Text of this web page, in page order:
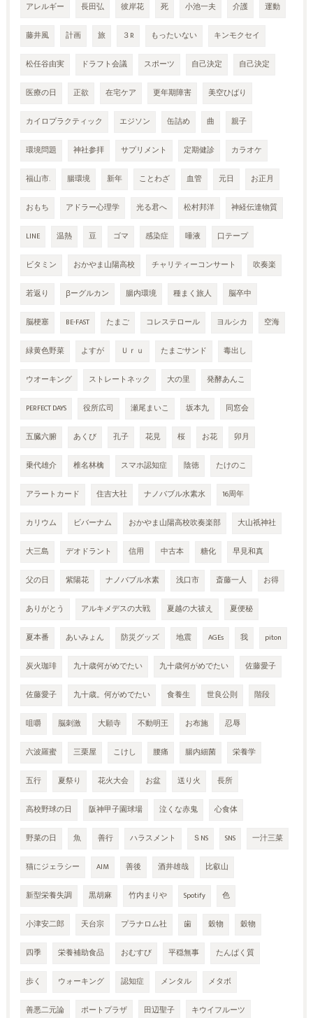
アレルギー 長田弘 彼岸花 死 小池一夫 介護 運動
藤井風 計画 旅 ３R もったいない キンモクセイ
松任谷由実 ドラフト会議 スポーツ 自己決定 自己決定
医療の日 正欲 在宅ケア 更年期障害 美空ひばり
カイロプラクティック エジソン 缶詰め 曲 親子
環境問題 神社参拝 サプリメント 定期健診 カラオケ
福山市. 腸環境 新年 ことわざ 血管 元日 お正月
おもち アドラー心理学 光る君へ 松村邦洋 神経伝達物質
LINE 温熱 豆 ゴマ 感染症 唾液 口テープ
ビタミン おかやま山陽高校 チャリティーコンサート 吹奏楽
若返り βーグルカン 腸内環境 種まく旅人 脳卒中
脳梗塞 BE-FAST たまご コレステロール ヨルシカ 空海
緑黄色野菜 よすが Ｕｒｕ たまごサンド 毒出し
ウオーキング ストレートネック 大の里 発酵あんこ
PERFECT DAYS 役所広司 瀬尾まいこ 坂本九 同窓会
五臓六腑 あくび 孔子 花見 桜 お花 卯月
乗代雄介 椎名林檎 スマホ認知症 陰徳 たけのこ
アラートカード 住吉大社 ナノバブル水素水 16周年
カリウム ビバーナム おかやま山陽高校吹奏楽部 大山祇神社
大三島 デオドラント 信用 中古本 糖化 早見和真
父の日 紫陽花 ナノバブル水素 浅口市 斎藤一人 お得
ありがとう アルキメデスの大戦 夏越の大祓え 夏便秘
夏本番 あいみょん 防災グッズ 地震 AGEs 我 piton
炭火珈琲 九十歳何がめでたい 九十歳何がめでたい 佐藤愛子
佐藤愛子 九十歳。何がめでたい 食養生 世良公則 階段
咀嚼 脳刺激 大願寺 不動明王 お布施 忍辱
六波羅蜜 三栗屋 こけし 腰痛 腸内細菌 栄養学
五行 夏祭り 花火大会 お盆 送り火 長所
高校野球の日 阪神甲子園球場 泣くな赤鬼 心食体
野菜の日 魚 善行 ハラスメント ＳNS SNS 一汁三菜
猫にジェラシー AIM 善後 酒井雄哉 比叡山
新型栄養失調 黒胡麻 竹内まりや Spotify 色
小津安二郎 天台宗 プラナロム社 歯 穀物 穀物
四季 栄養補助食品 おむすび 平穏無事 たんぱく質
歩く ウォーキング 認知症 メンタル メタボ
善悪二元論 ポートプラザ 田辺聖子 キウイフルーツ